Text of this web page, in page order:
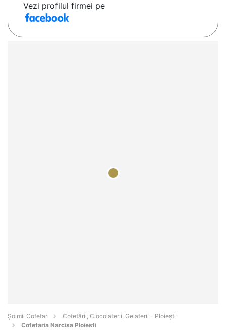
Vezi profilul firmei pe
Șoimii Cofetari
Cofetării, Ciocolaterii, Gelaterii - Ploieşti
Cofetaria Narcisa Ploiesti